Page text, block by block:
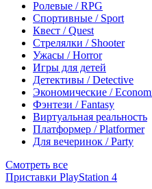
Ролевые / RPG
Спортивные / Sport
Квест / Quest
Стрелялки / Shooter
Ужасы / Horror
Игры для детей
Детективы / Detective
Экономические /
Фэнтези / Fantasy
Виртуальная реальность
Платформер / Platformer
Для вечеринок / Party
Смотреть все
Приставки PlayStation 4